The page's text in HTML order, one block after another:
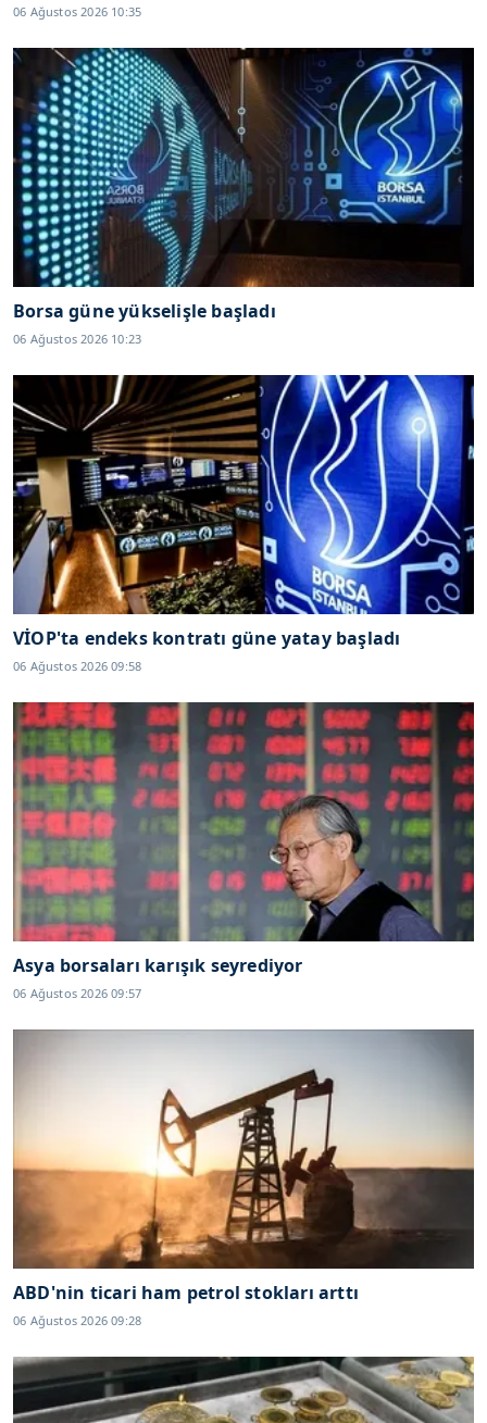
06 Ağustos 2026 10:35
Borsa güne yükselişle başladı
06 Ağustos 2026 10:23
VİOP'ta endeks kontratı güne yatay başladı
06 Ağustos 2026 09:58
Asya borsaları karışık seyrediyor
06 Ağustos 2026 09:57
ABD'nin ticari ham petrol stokları arttı
06 Ağustos 2026 09:28